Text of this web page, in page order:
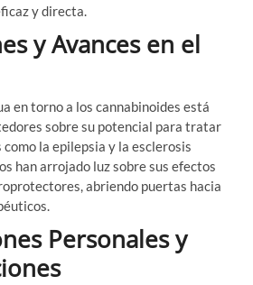
y directa.
y Avances en el
en torno a los cannabinoides está
sobre su potencial para tratar
la epilepsia y la esclerosis
han arrojado luz sobre sus efectos
abriendo puertas hacia
Personales y